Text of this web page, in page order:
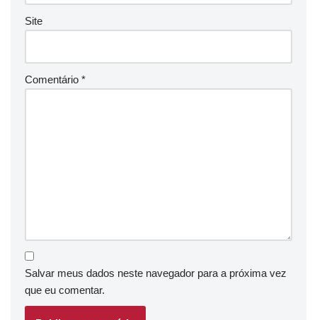
Site
Comentário *
Salvar meus dados neste navegador para a próxima vez
que eu comentar.